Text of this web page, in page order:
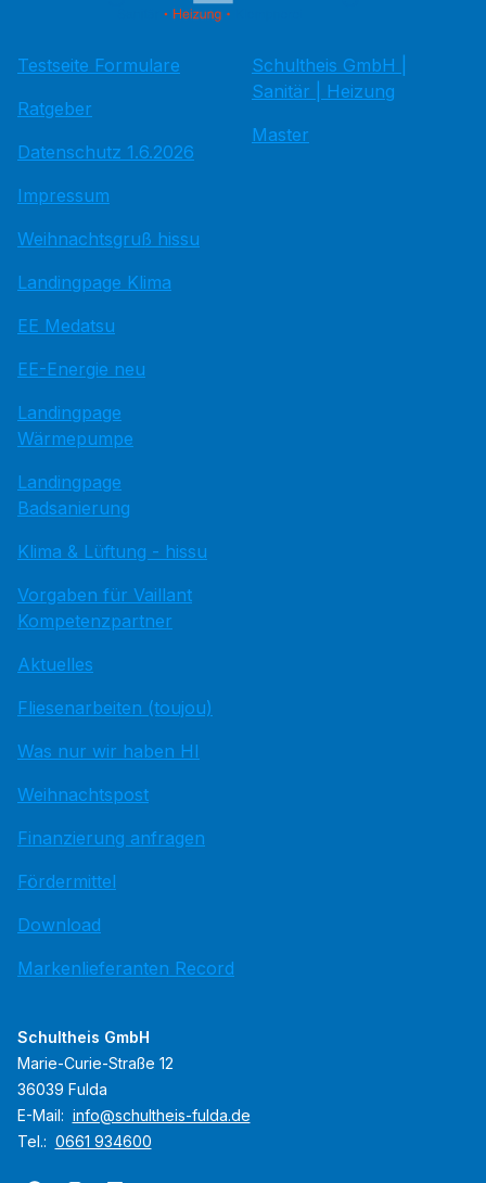
Testseite Formulare
Ratgeber
Datenschutz 1.6.2026
Impressum
Weihnachtsgruß hissu
Landingpage Klima
EE Medatsu
EE-Energie neu
Landingpage
Wärmepumpe
Landingpage
Badsanierung
Klima & Lüftung - hissu
Vorgaben für Vaillant
Kompetenzpartner
Aktuelles
Fliesenarbeiten (toujou)
Was nur wir haben HI
Weihnachtspost
Finanzierung anfragen
Fördermittel
Download
Markenlieferanten Record
Schultheis GmbH |
Sanitär | Heizung
Master
Schultheis GmbH
Marie-Curie-Straße 12
36039 Fulda
E-Mail: info@schultheis-fulda.de
Tel.: 0661 934600